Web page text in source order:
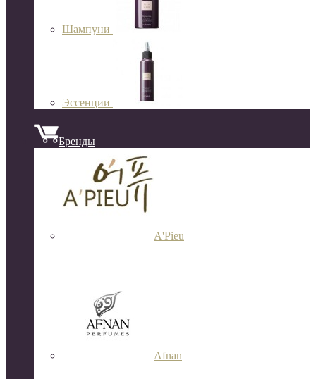
Шампуни
Эссенции
Бренды
A'Pieu
Afnan